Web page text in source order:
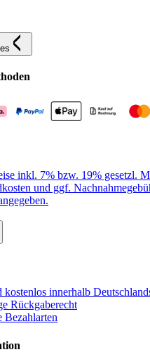
inkl. 7% bzw. 19% gesetzl.
und ggf.
kostenlos innerhalb
Rückgaberecht
Bezahlarten